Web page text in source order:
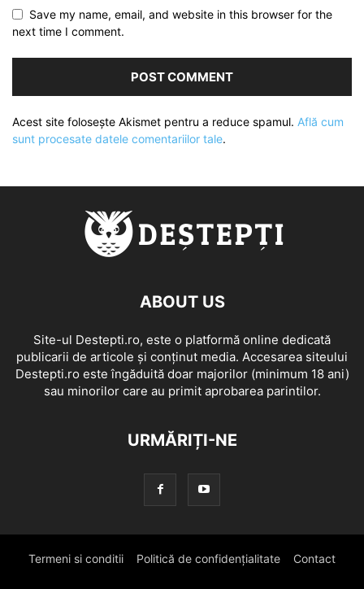
Save my name, email, and website in this browser for the
next time I comment.
Acest site folosește Akismet pentru a reduce spamul. Află cum
sunt procesate datele comentariilor tale.
ABOUT US
Site-ul Destepti.ro, este o platformă online dedicată
publicarii de articole și conținut media. Accesarea siteului
Destepti.ro este îngăduită doar majorilor (minimum 18 ani)
sau minorilor care au primit aprobarea parintilor.
URMĂRIȚI-NE
Termeni si conditii Politică de confidențialitate Contact